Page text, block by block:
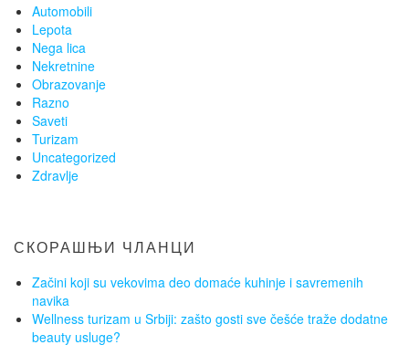
Automobili
Lepota
Nega lica
Nekretnine
Obrazovanje
Razno
Saveti
Turizam
Uncategorized
Zdravlje
СКОРАШЊИ ЧЛАНЦИ
Začini koji su vekovima deo domaće kuhinje i savremenih
navika
Wellness turizam u Srbiji: zašto gosti sve češće traže dodatne
beauty usluge?